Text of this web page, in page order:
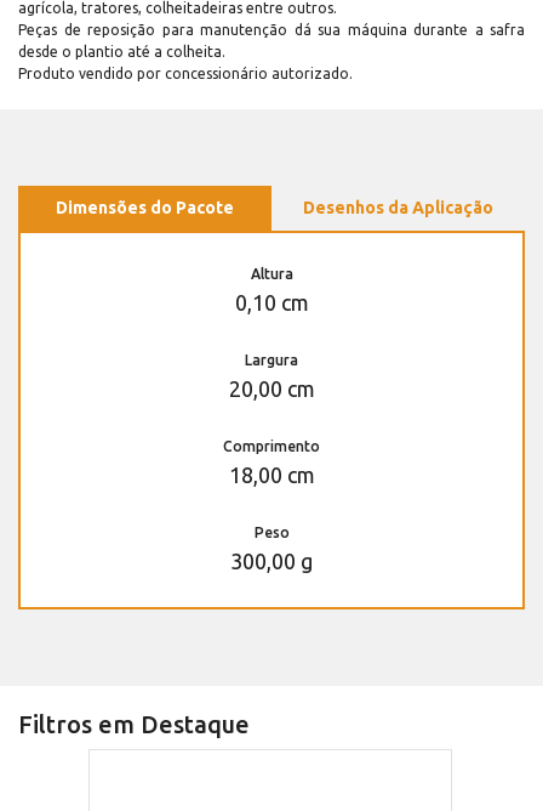
agrícola, tratores, colheitadeiras entre outros.
Peças de reposição para manutenção dá sua máquina durante a safra
desde o plantio até a colheita.
Produto vendido por concessionário autorizado.
Dimensões do Pacote Desenhos da Aplicação
Altura
0,10 cm
Largura
20,00 cm
Comprimento
18,00 cm
Peso
300,00 g
Filtros em Destaque